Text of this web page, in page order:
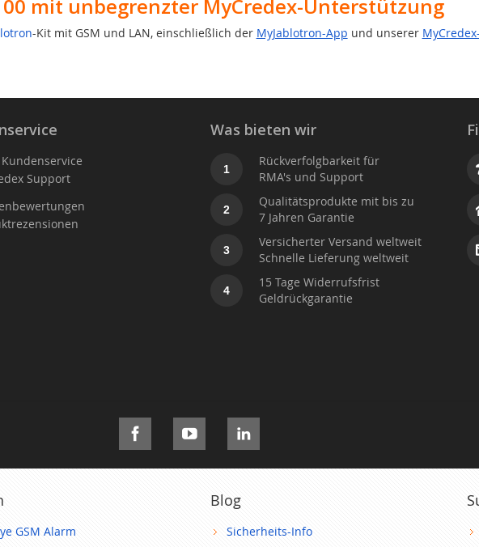
mit unbegrenzter MyCredex-Unterstützung
-Kit mit GSM und LAN, einschließlich der MyJablotron-App und unserer
Kundenservice
Support
Was bieten wir
1
Rückverfolgbarkeit für
RMA's und Support
2
Qualitätsprodukte mit bis zu
7 Jahren Garantie
3
Versicherter Versand weltweit
Schnelle Lieferung weltweit
4
15 Tage Widerrufsfrist
Geldrückgarantie
GSM Alarm
Blog
Sicherheits-Info